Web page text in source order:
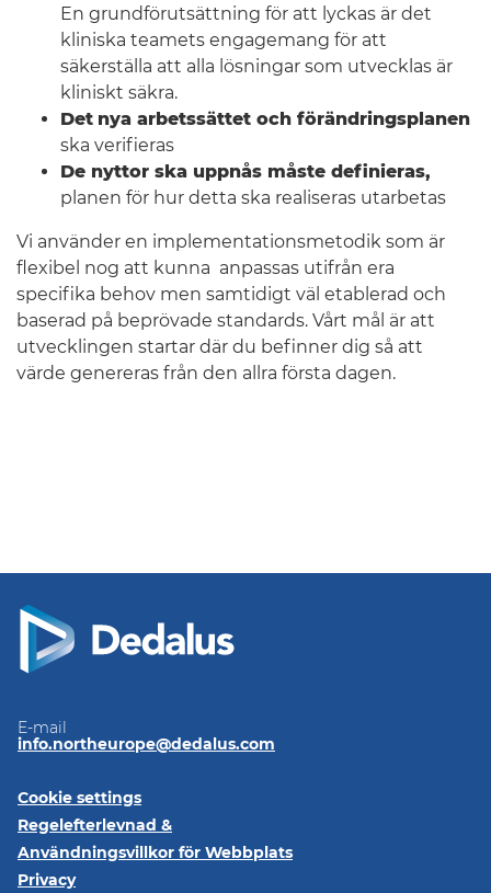
En grundförutsättning för att lyckas är det
kliniska teamets engagemang för att
säkerställa att alla lösningar som utvecklas är
kliniskt säkra.
Det nya arbetssättet och förändringsplanen
ska verifieras
De nyttor ska uppnås måste definieras,
planen för hur detta ska realiseras utarbetas
Vi använder en implementationsmetodik som är
flexibel nog att kunna anpassas utifrån era
specifika behov men samtidigt väl etablerad och
baserad på beprövade standards. Vårt mål är att
utvecklingen startar där du befinner dig så att
värde genereras från den allra första dagen.
E-mail
info.northeurope@dedalus.com
Cookie settings
Regelefterlevnad &
Användningsvillkor för Webbplats
Privacy